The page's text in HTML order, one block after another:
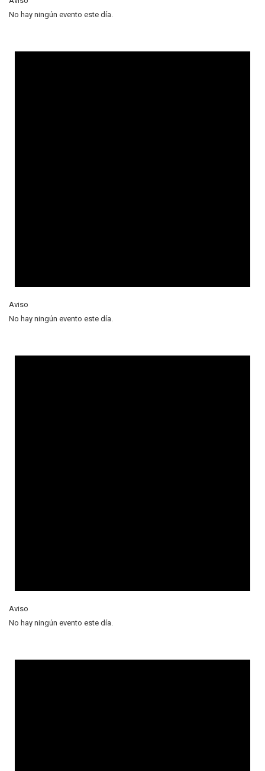
No hay ningún evento este día.
Aviso
No hay ningún evento este día.
Aviso
No hay ningún evento este día.